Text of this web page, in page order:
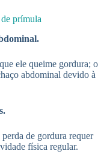
prímula
ele queime gordura; o
abdominal devido à
de gordura requer
física regular.